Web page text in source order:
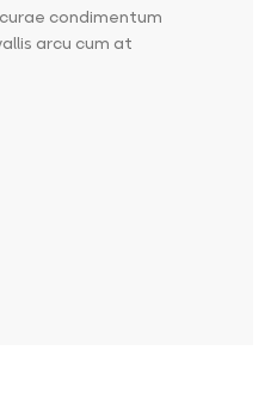
condimentum
arcu cum at.